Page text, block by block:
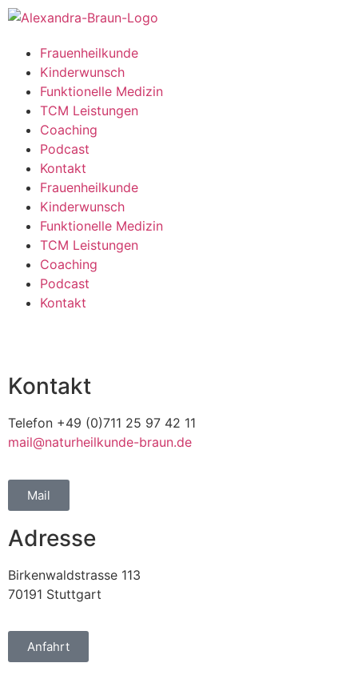
Frauenheilkunde
Kinderwunsch
Funktionelle Medizin
TCM Leistungen
Coaching
Podcast
Kontakt
Frauenheilkunde
Kinderwunsch
Funktionelle Medizin
TCM Leistungen
Coaching
Podcast
Kontakt
Kontakt
Telefon +49 (0)711 25 97 42 11
mail@naturheilkunde-braun.de
Mail
Adresse
Birkenwaldstrasse 113
70191 Stuttgart
Anfahrt